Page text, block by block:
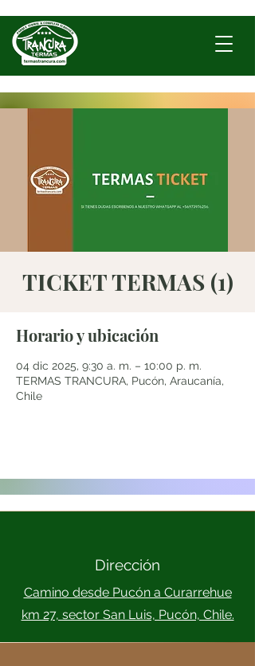
TICKET TERMAS (1)
Horario y ubicación
04 dic 2025, 9:30 a. m. – 10:00 p. m.
TERMAS TRANCURA, Pucón, Araucanía,
Chile
Dirección
Camino desde Pucón a Curarrehue
km 27, sector San Luis, Pucón, Chile.